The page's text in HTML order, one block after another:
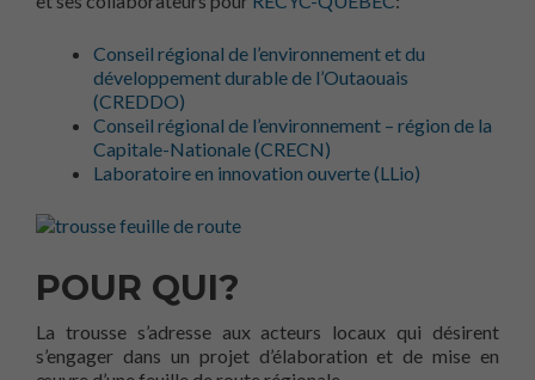
Conseil régional de l’environnement et du
développement durable de l’Outaouais
(CREDDO)
Conseil régional de l’environnement – région de la
Capitale-Nationale (CRECN)
Laboratoire en innovation ouverte (LLio)
POUR QUI?
La trousse s’adresse aux acteurs locaux qui désirent
s’engager dans un projet d’élaboration et de mise en